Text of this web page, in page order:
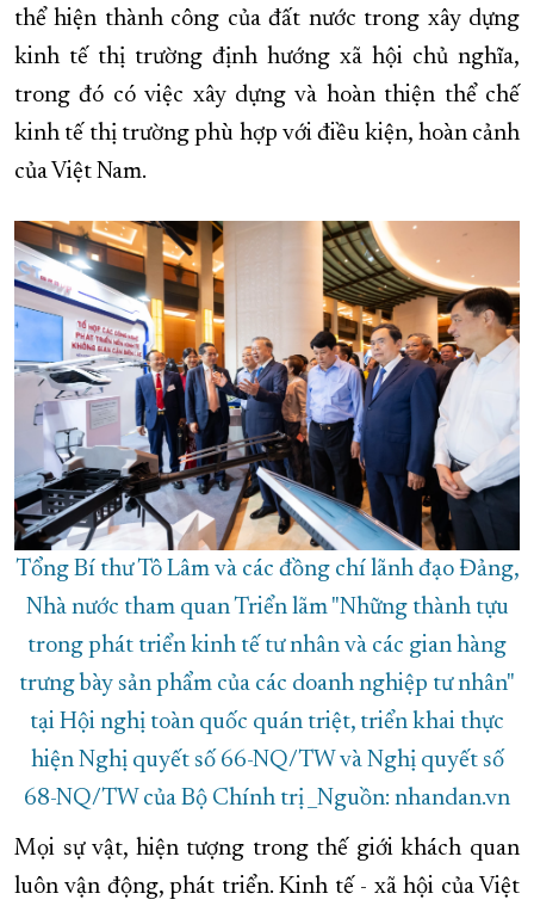
thể hiện thành công của đất nước trong xây dựng
kinh tế thị trường định hướng xã hội chủ nghĩa,
trong đó có việc xây dựng và hoàn thiện thể chế
kinh tế thị trường phù hợp với điều kiện, hoàn cảnh
của Việt Nam.
Tổng Bí thư Tô Lâm và các đồng chí lãnh đạo Đảng,
Nhà nước tham quan Triển lãm "Những thành tựu
trong phát triển kinh tế tư nhân và các gian hàng
trưng bày sản phẩm của các doanh nghiệp tư nhân"
tại Hội nghị toàn quốc quán triệt, triển khai thực
hiện Nghị quyết số 66-NQ/TW và Nghị quyết số
68-NQ/TW của Bộ Chính trị _Nguồn: nhandan.vn
Mọi sự vật, hiện tượng trong thế giới khách quan
luôn vận động, phát triển. Kinh tế - xã hội của Việt